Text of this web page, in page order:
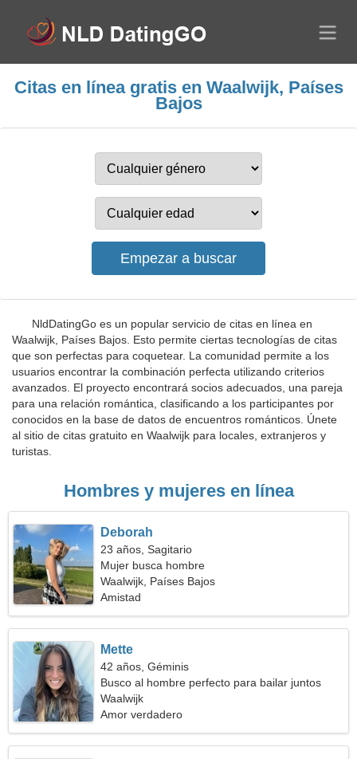
Citas en línea gratis en Waalwijk, Países
Bajos
NldDatingGo es un popular servicio de citas en línea en
Waalwijk, Países Bajos. Esto permite ciertas tecnologías de citas
que son perfectas para coquetear. La comunidad permite a los
usuarios encontrar la combinación perfecta utilizando criterios
avanzados. El proyecto encontrará socios adecuados, una pareja
para una relación romántica, clasificando a los participantes por
conocidos en la base de datos de encuentros románticos. Únete
al sitio de citas gratuito en Waalwijk para locales, extranjeros y
turistas.
Hombres y mujeres en línea
Deborah
23 años, Sagitario
Mujer busca hombre
Waalwijk, Países Bajos
Amistad
Mette
42 años, Géminis
Busco al hombre perfecto para bailar juntos
Waalwijk
Amor verdadero